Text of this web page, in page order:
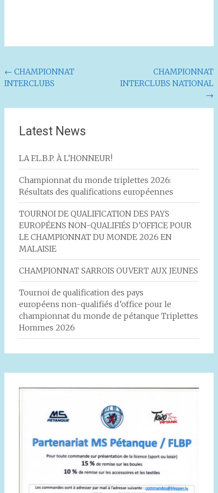
Navigation
de
l'article
← CHAMPIONNAT
INTERCLUBS
CHAMPIONNAT
INTERCLUBS NATIONAL
→
Latest News
LA F.L.B.P. À L’HONNEUR!
Championnat du monde triplettes 2026:
Résultats des qualifications européennes
TOURNOI DE QUALIFICATION DES PAYS
EUROPÉENS NON-QUALIFIÉS D’OFFICE POUR
LE CHAMPIONNAT DU MONDE 2026 EN
MALAISIE
CHAMPIONNAT SARROIS OUVERT AUX JEUNES
Tournoi de qualification des pays
européens non-qualifiés d’office pour le
championnat du monde de pétanque Triplettes
Hommes 2026